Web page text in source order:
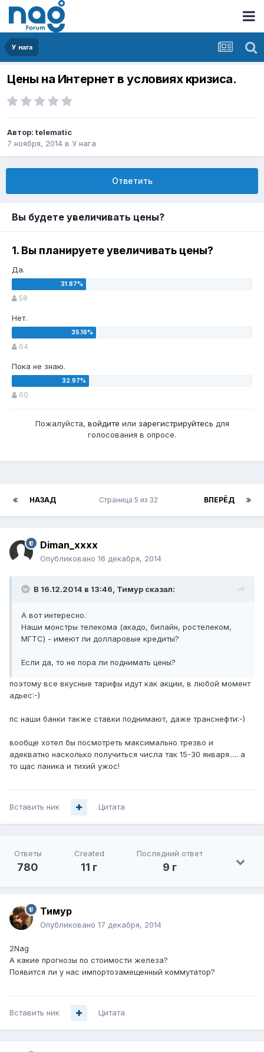
У нага
Цены на Интернет в условиях кризиса.
Автор: telematic
7 ноября, 2014 в У нага
Ответить
Вы будете увеличивать цены?
1. Вы планируете увеличивать цены?
Да.
58
Нет.
64
Пока не знаю.
60
Пожалуйста, войдите или зарегистрируйтесь для
голосования в опросе.
НАЗАД ВПЕРЁД
Страница 5 из 32
Diman_xxxx
Опубликовано 16 декабря, 2014
В 16.12.2014 в 13:46, Тимур сказал:
А вот интересно.
Наши монстры телекома (акадо, билайн, ростелеком,
МГТС) - имеют ли долларовые кредиты?
Если да, то не пора ли поднимать цены?
поэтому все вкусные тарифы идут как акции, в любой момент
адьес:-)
пс наши банки также ставки поднимают, даже транснефти:-)
вообще хотел бы посмотреть максимально трезво и
адекватно насколько получиться числа так 15-30 января..... а
то щас паника и тихий ужос!
Вставить ник Цитата
Ответы
780
Created
11 г
Последний ответ
9 г
Тимур
Опубликовано 17 декабря, 2014
2Nag
А какие прогнозы по стоимости железа?
Появится ли у нас импортозамещенный коммутатор?
Вставить ник Цитата